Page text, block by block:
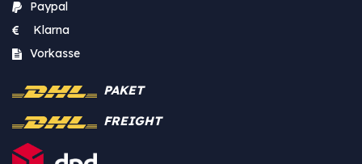
Paypal
Klarna
Vorkasse
PAKET
FREIGHT